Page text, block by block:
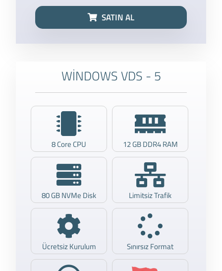
SATIN AL
WİNDOWS VDS - 5
8 Core CPU 12 GB DDR4 RAM
80 GB NVMe Disk Limitsiz Trafik
Ücretsiz Kurulum Sınırsız Format